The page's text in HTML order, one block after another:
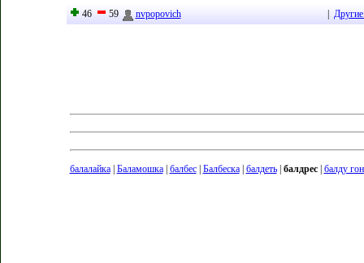
46
59 nvpopovich
балалайка| Баламошка| балбес| Балбеска| балдеть| балдрес| балду